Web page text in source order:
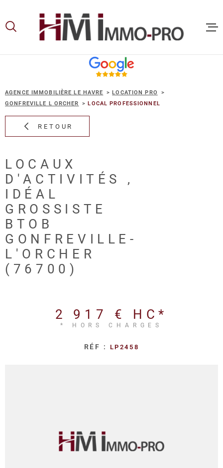
lamenu
contenu
AGENCE IMMOBILIÈRE LE HAVRE
LOCATION PRO
GONFREVILLE L ORCHER
LOCAL PROFESSIONNEL
RETOUR
LOCAUX
D'ACTIVITÉS ,
IDÉAL
GROSSISTE
BTOB
GONFREVILLE-
L'ORCHER
(76700)
2 917 € HC*
* HORS CHARGES
RÉF : LP2458